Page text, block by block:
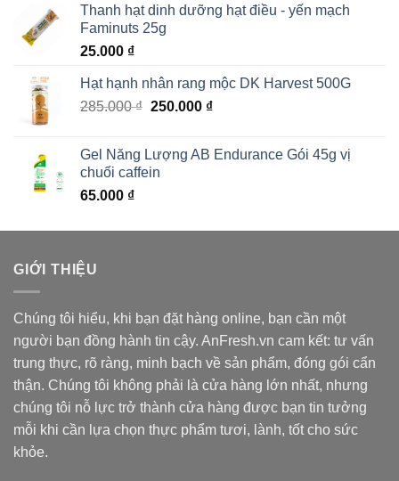
Thanh hạt dinh dưỡng hạt điều - yến mạch
Faminuts 25g
25.000 ₫
Hạt hạnh nhân rang mộc DK Harvest 500G
285.000₫ Giá
285.000 ₫.
250.000 ₫Giá
là:
Gel Năng Lượng AB Endurance Gói 45g vị
chuối caffein
65.000 ₫
GIỚI THIỆU
Chúng tôi hiểu, khi bạn đặt hàng online, bạn cần một
người bạn đồng hành tin cậy. AnFresh.vn cam kết: tư vấn
trung thực, rõ ràng, minh bạch về sản phẩm, đóng gói cẩn
thận. Chúng tôi không phải là cửa hàng lớn nhất, nhưng
chúng tôi nỗ lực trở thành cửa hàng được bạn tin tưởng
mỗi khi cần lựa chọn thực phẩm tươi, lành, tốt cho sức
khỏe.